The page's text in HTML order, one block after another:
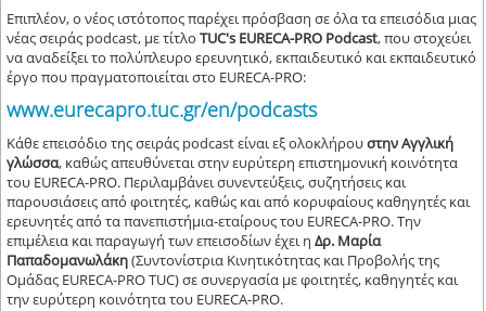
Επιπλέον, ο νέος ιστότοπος παρέχει πρόσβαση σε όλα τα επεισόδια μιας
νέας σειράς podcast, με τίτλοTUC's EURECA-PRO Podcast, που στοχεύει
να αναδείξει το πολύπλευρο ερευνητικό, εκπαιδευτικό και εκπαιδευτικό
έργο που πραγματοποιείται στο EURECA-PRO:
www.eurecapro.tuc.gr/en/podcasts
Κάθε επεισόδιο της σειράς podcast είναι εξ ολοκλήρουστην Αγγλική
γλώσσα, καθώς απευθύνεται στην ευρύτερη επιστημονική κοινότητα
του EURECA-PRO. Περιλαμβάνει συνεντεύξεις, συζητήσεις και
παρουσιάσεις από φοιτητές, καθώς και από κορυφαίους καθηγητές και
ερευνητές από τα πανεπιστήμια-εταίρους του EURECA-PRO. Την
επιμέλεια και παραγωγή των επεισοδίων έχει ηΔρ. Μαρία
Παπαδομανωλάκη(Συντονίστρια Κινητικότητας και Προβολής της
Ομάδας EURECA-PRO TUC) σε συνεργασία με φοιτητές, καθηγητές και
την ευρύτερη κοινότητα του EURECA-PRO.